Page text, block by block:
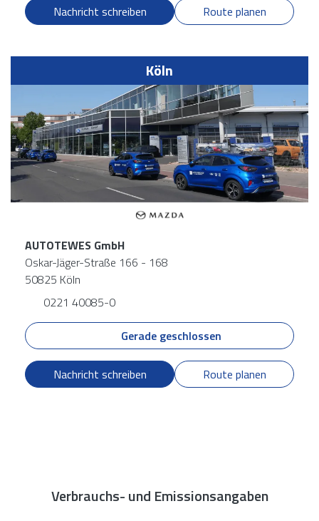
Nachricht schreiben Route planen
Köln
AUTOTEWES GmbH
Oskar-Jäger-Straße 166 - 168
50825 Köln
0221 40085-0
Gerade geschlossen
Nachricht schreiben Route planen
Verbrauchs- und Emissionsangaben